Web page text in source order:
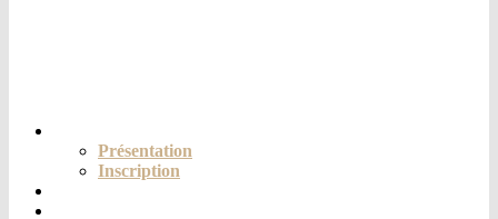
Présentation
Inscription